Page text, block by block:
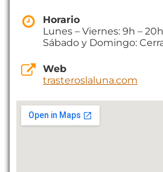
Horario
Lunes – Viernes: 9h – 20h
Sábado y Domingo:
Web
trasteroslaluna.com